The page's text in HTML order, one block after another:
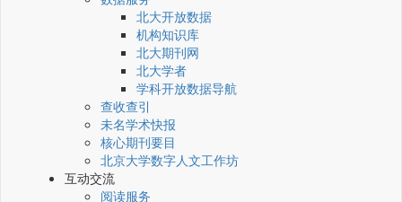
北大开放数据
机构知识库
北大期刊网
北大学者
学科开放数据导航
查收查引
未名学术快报
核心期刊要目
北京大学数字人文工作坊
互动交流
阅读服务